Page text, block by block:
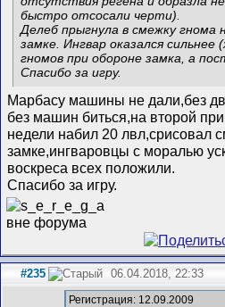
быстро отсосали черти).
Делеб прыгнула в смежку гнома
замке. Ингвар оказался
гномов при обороне замка, а
Спасибо за игру.
Марбасу машины не дали,без
без машин биться,на второй
недели набил 20 лвл,срисовал
замке,ингваровцы с моралью
воскреса всех положили.
Спасибо за игру.
#235 06.04.2018, 22:33
Регистрация: 12.09.2009